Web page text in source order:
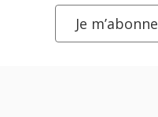
Je m’abonne